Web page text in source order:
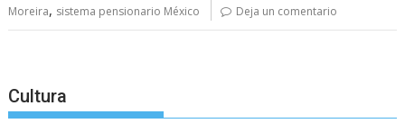
Moreira, sistema pensionario México Deja un comentario
Cultura